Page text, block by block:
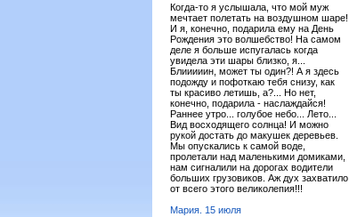
Когда-то я услышала, что мой муж
мечтает полетать на воздушном шаре!
И я, конечно, подарила ему на День
Рождения это волшебство! На самом
деле я больше испугалась когда
увидела эти шары близко, я...
Блииииин, может ты один?! А я здесь
подожду и пофоткаю тебя снизу, как
ты красиво летишь, а?... Но нет,
конечно, подарила - наслаждайся!
Раннее утро... голубое небо... Лето...
Вид восходящего солнца! И можно
рукой достать до макушек деревьев.
Мы опускались к самой воде,
пролетали над маленькими домиками,
нам сигналили на дорогах водители
больших грузовиков. Аж дух захватило
от всего этого великолепия!!!
Мария. 15 июля